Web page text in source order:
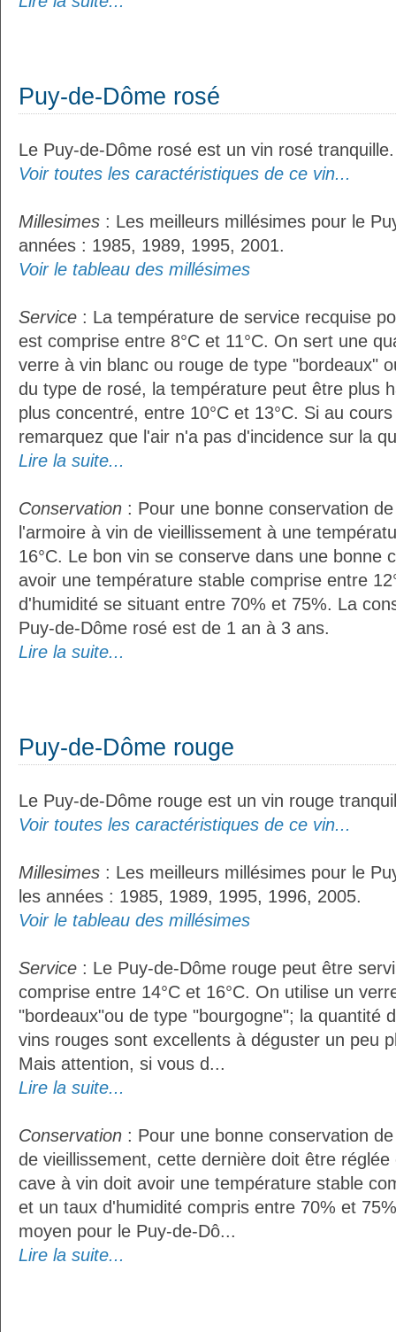
Puy-de-Dôme rosé
Le Puy-de-Dôme rosé est un vin rosé tranquille.
Voir toutes les caractéristiques de ce vin...
Millesimes : Les meilleurs millésimes pour le
années : 1985, 1989, 1995, 2001.
Voir le tableau des millésimes
Service : La température de service recquise
est comprise entre 8°C et 11°C. On sert une
verre à vin blanc ou rouge de type "bordeaux"
du type de rosé, la température peut être plus
plus concentré, entre 10°C et 13°C. Si au
remarquez que l'air n'a pas d'incidence sur la
Lire la suite...
Conservation : Pour une bonne conservation
l'armoire à vin de vieillissement à une
16°C. Le bon vin se conserve dans une bonne
avoir une température stable comprise entre
d'humidité se situant entre 70% et 75%. La
Puy-de-Dôme rosé est de 1 an à 3 ans.
Lire la suite...
Puy-de-Dôme rouge
Le Puy-de-Dôme rouge est un vin rouge
Voir toutes les caractéristiques de ce vin...
Millesimes : Les meilleurs millésimes pour le
les années : 1985, 1989, 1995, 1996, 2005.
Voir le tableau des millésimes
Service : Le Puy-de-Dôme rouge peut être
comprise entre 14°C et 16°C. On utilise un
"bordeaux"ou de type "bourgogne"; la quantité
vins rouges sont excellents à déguster un peu
Mais attention, si vous d...
Lire la suite...
Conservation : Pour une bonne conservation
de vieillissement, cette dernière doit être réglée
cave à vin doit avoir une température stable
et un taux d'humidité compris entre 70% et
moyen pour le Puy-de-Dô...
Lire la suite...